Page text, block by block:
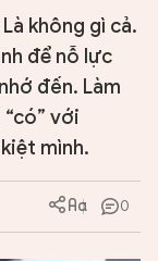
không gì cả.
để nỗ lực
đến. Làm
với
mình.
0